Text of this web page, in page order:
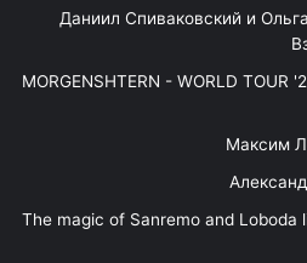
"Даниил Спиваковский и
MORGENSHTERN - WORLD
Максим
"The magic of Sanremo and